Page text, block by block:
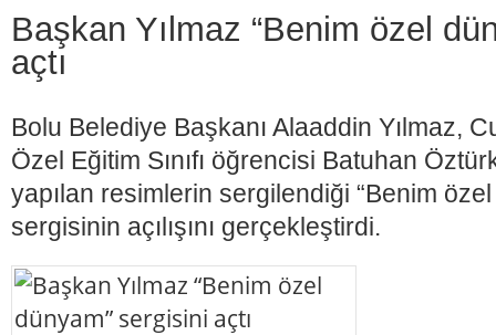
Başkan Yılmaz “Benim özel
açtı
Bolu Belediye Başkanı Alaaddin Yılmaz,
Özel Eğitim Sınıfı öğrencisi Batuhan
yapılan resimlerin sergilendiği “Benim
sergisinin açılışını gerçekleştirdi.